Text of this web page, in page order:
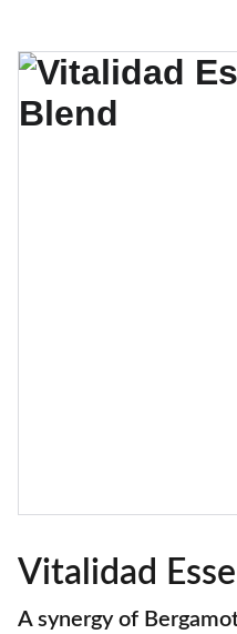
Vitalidad
A synergy of